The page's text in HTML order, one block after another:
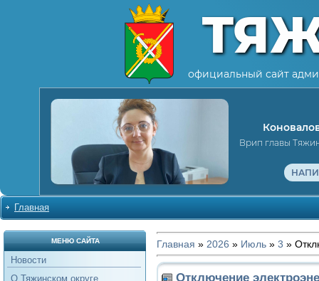
официальный сайт
Врип главы
Главная
МЕНЮ САЙТА
Новости
О Тяжинском округе
Главная » 2026 » Июль » 3 »
Отключение